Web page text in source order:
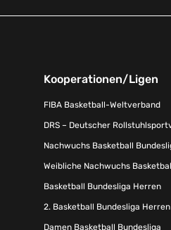
Kooperationen/Ligen
FIBA Basketball-Weltverband
DRS – Deutscher
Nachwuchs Basketball
Weibliche Nachwuchs
Basketball Bundesliga Herren
2. Basketball Bundesliga Herren
Damen Basketball Bundesliga